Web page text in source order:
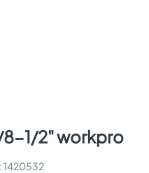
8-1/2" workpro
:1420532